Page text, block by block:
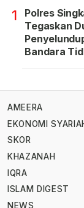
1
Polres
Tegaskan
Bandara
AMEERA
EKONOMI
SKOR
KHAZANAH
IQRA
ISLAM DIGEST
NEWS